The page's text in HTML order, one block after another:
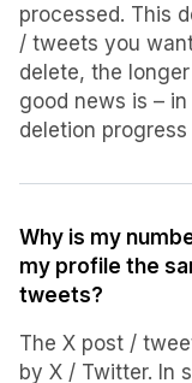
processed. This
/ tweets you
delete, the
good news is –
deletion
Why is my
my profile the
tweets?
The X post /
by X / Twitter. In